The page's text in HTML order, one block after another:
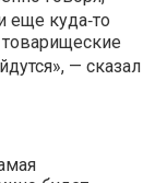
еще куда‑то
— сказал